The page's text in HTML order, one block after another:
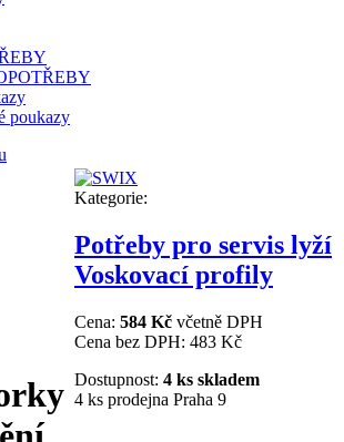
poukazy
Kategorie:
Potřeby pro servis lyží
Voskovací profily
Cena: 584 Kč včetně DPH
Cena bez DPH: 483 Kč
Dostupnost: 4 ks skladem
4 ks prodejna Praha 9